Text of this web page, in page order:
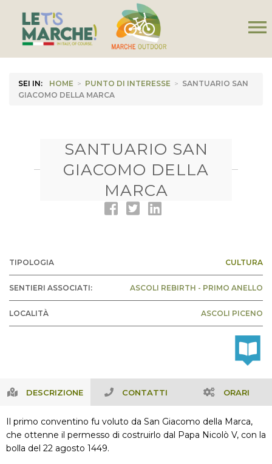
menu
SEI IN: HOME > PUNTO DI INTERESSE > SANTUARIO SAN
GIACOMO DELLA MARCA
SANTUARIO SAN
GIACOMO DELLA
MARCA
TIPOLOGIA CULTURA
SENTIERI ASSOCIATI: ASCOLI REBIRTH - PRIMO ANELLO
LOCALITÀ ASCOLI PICENO
DESCRIZIONE CONTATTI ORARI
Il primo conventino fu voluto da San Giacomo della Marca,
che ottenne il permesso di costruirlo dal Papa Nicolò V, con la
bolla del 22 agosto 1449.